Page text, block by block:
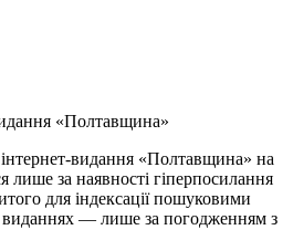
«Полтавщина»
видання «Полтавщина» на
лише за наявності гіперпосилання
для індексації пошуковими
виданнях — лише за погодженням з